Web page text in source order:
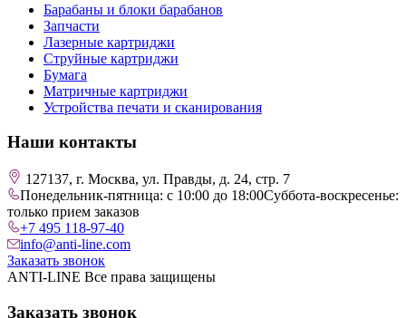
Барабаны и блоки барабанов
Запчасти
Лазерные картриджи
Струйные картриджи
Бумага
Матричные картриджи
Устройства печати и сканирования
Наши контакты
127137, г. Москва, ул. Правды, д. 24, стр. 7
Понедельник-пятница: с 10:00 до 18:00Суббота-воскресенье:
только прием заказов
+7 495 118-97-40
info@anti-line.com
Заказать звонок
ANTI-LINE Все права защищены
Заказать звонок